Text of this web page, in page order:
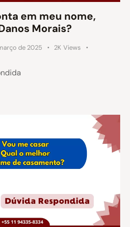
em meu nome,
Morais?
de 2025 2K Views